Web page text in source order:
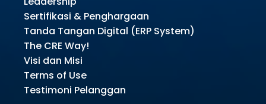
Sertifikasi & Penghargaan
Tanda Tangan Digital (ERP System)
The CRE Way!
Visi dan Misi
Terms of Use
Testimoni Pelanggan